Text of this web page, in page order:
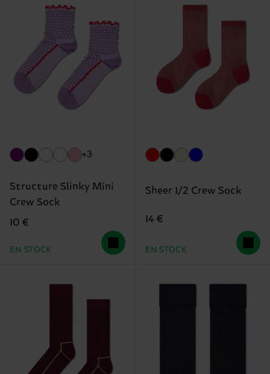
+3
Structure Slinky Mini
Crew Sock
10 €
EN STOCK
Sheer 1/2 Crew Sock
14 €
EN STOCK